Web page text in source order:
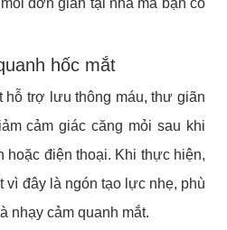
đơn giản tại nhà mà bạn có
hốc mắt
hỗ trợ lưu thông máu, thư giãn
cảm giác căng mỏi sau khi
hoặc điện thoại. Khi thực hiện,
vì đây là ngón tạo lực nhẹ, phù
nhạy cảm quanh mắt.